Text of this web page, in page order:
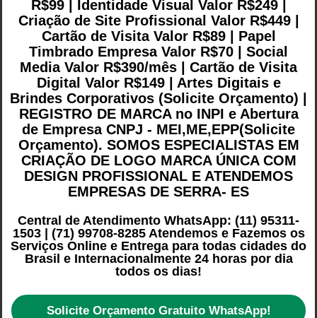
R$99 | Identidade Visual Valor R$249 |
Criação de Site Profissional Valor R$449 |
Cartão de Visita Valor R$89 | Papel
Timbrado Empresa Valor R$70 | Social
Media Valor R$390/mês | Cartão de Visita
Digital Valor R$149 | Artes Digitais e
Brindes Corporativos (Solicite Orçamento) |
REGISTRO DE MARCA no INPI e Abertura
de Empresa CNPJ - MEI,ME,EPP(Solicite
Orçamento). SOMOS ESPECIALISTAS EM
CRIAÇÃO DE LOGO MARCA ÚNICA COM
DESIGN PROFISSIONAL E ATENDEMOS
EMPRESAS DE SERRA- ES
Central de Atendimento WhatsApp: (11) 95311-
1503 | (71) 99708-8285 Atendemos e Fazemos os
Serviços Online e Entrega para todas cidades do
Brasil e Internacionalmente 24 horas por dia
todos os dias!
Solicite Orçamento Gratuito WhatsApp!